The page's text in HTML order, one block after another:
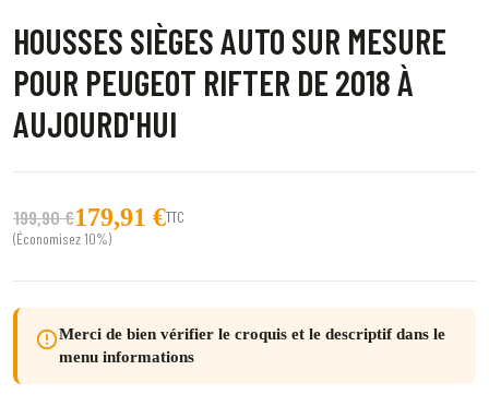
HOUSSES SIÈGES AUTO SUR MESURE
POUR PEUGEOT RIFTER DE 2018 À
AUJOURD'HUI
199,90 €179,91 €TTC
(Économisez 10%)
error_outlineMerci de bien vérifier le croquis et le descriptif dans le
menu informations